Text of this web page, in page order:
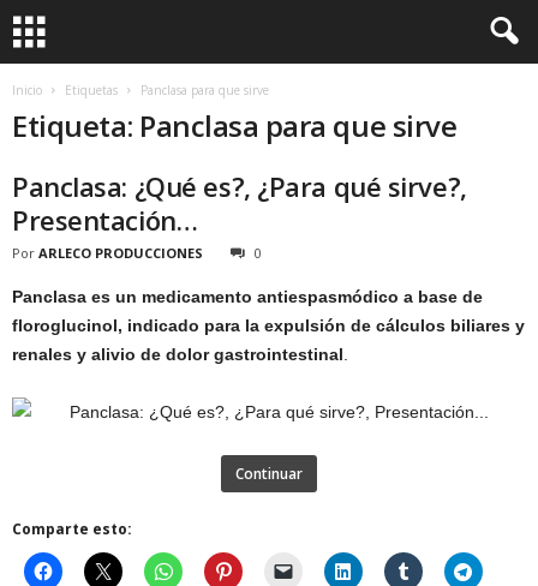
Inicio Etiquetas Panclasa para que sirve
Etiqueta: Panclasa para que sirve
Panclasa: ¿Qué es?, ¿Para qué sirve?,
Presentación…
Por ARLECO PRODUCCIONES 0
Panclasa es un medicamento antiespasmódico a base de
floroglucinol, indicado para la expulsión de cálculos biliares y
renales y alivio de dolor gastrointestinal
Continuar
Comparte esto: